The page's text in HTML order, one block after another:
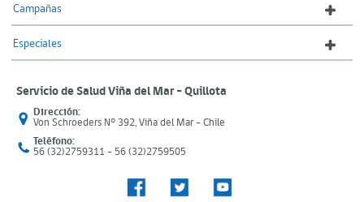
Campañas
Especiales
Servicio de Salud Viña del Mar – Quillota
Dirección:
Von Schroeders N° 392, Viña del Mar - Chile
Teléfono:
56 (32)2759311 - 56 (32)2759505